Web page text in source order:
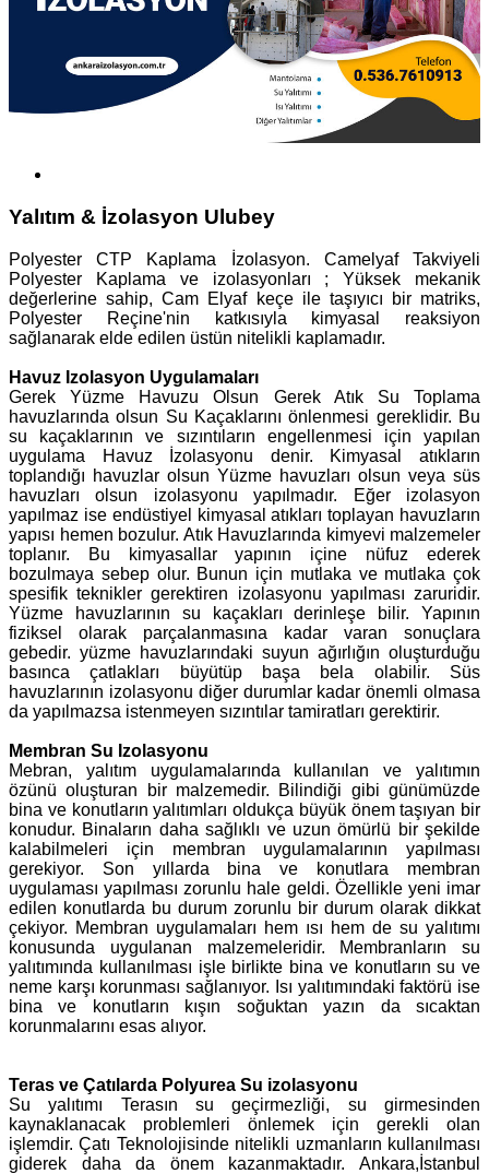
Yalıtım & İzolasyon Ulubey
Polyester CTP Kaplama İzolasyon. Camelyaf Takviyeli
Polyester Kaplama ve izolasyonları ; Yüksek mekanik
değerlerine sahip, Cam Elyaf keçe ile taşıyıcı bir matriks,
Polyester Reçine'nin katkısıyla kimyasal reaksiyon
sağlanarak elde edilen üstün nitelikli kaplamadır.
Havuz Izolasyon Uygulamaları
Gerek Yüzme Havuzu Olsun Gerek Atık Su Toplama
havuzlarında olsun Su Kaçaklarını önlenmesi gereklidir. Bu
su kaçaklarının ve sızıntıların engellenmesi için yapılan
uygulama Havuz İzolasyonu denir. Kimyasal atıkların
toplandığı havuzlar olsun Yüzme havuzları olsun veya süs
havuzları olsun izolasyonu yapılmadır. Eğer izolasyon
yapılmaz ise endüstiyel kimyasal atıkları toplayan havuzların
yapısı hemen bozulur. Atık Havuzlarında kimyevi malzemeler
toplanır. Bu kimyasallar yapının içine nüfuz ederek
bozulmaya sebep olur. Bunun için mutlaka ve mutlaka çok
spesifik teknikler gerektiren izolasyonu yapılması zaruridir.
Yüzme havuzlarının su kaçakları derinleşe bilir. Yapının
fiziksel olarak parçalanmasına kadar varan sonuçlara
gebedir. yüzme havuzlarındaki suyun ağırlığın oluşturduğu
basınca çatlakları büyütüp başa bela olabilir. Süs
havuzlarının izolasyonu diğer durumlar kadar önemli olmasa
da yapılmazsa istenmeyen sızıntılar tamiratları gerektirir.
Membran Su Izolasyonu
Mebran, yalıtım uygulamalarında kullanılan ve yalıtımın
özünü oluşturan bir malzemedir. Bilindiği gibi günümüzde
bina ve konutların yalıtımları oldukça büyük önem taşıyan bir
konudur. Binaların daha sağlıklı ve uzun ömürlü bir şekilde
kalabilmeleri için membran uygulamalarının yapılması
gerekiyor. Son yıllarda bina ve konutlara membran
uygulaması yapılması zorunlu hale geldi. Özellikle yeni imar
edilen konutlarda bu durum zorunlu bir durum olarak dikkat
çekiyor. Membran uygulamaları hem ısı hem de su yalıtımı
konusunda uygulanan malzemeleridir. Membranların su
yalıtımında kullanılması işle birlikte bina ve konutların su ve
neme karşı korunması sağlanıyor. Isı yalıtımındaki faktörü ise
bina ve konutların kışın soğuktan yazın da sıcaktan
korunmalarını esas alıyor.
Teras ve Çatılarda Polyurea Su izolasyonu
Su yalıtımı Terasın su geçirmezliği, su girmesinden
kaynaklanacak problemleri önlemek için gerekli olan
işlemdir. Çatı Teknolojisinde nitelikli uzmanların kullanılması
giderek daha da önem kazanmaktadır. Ankara,İstanbul